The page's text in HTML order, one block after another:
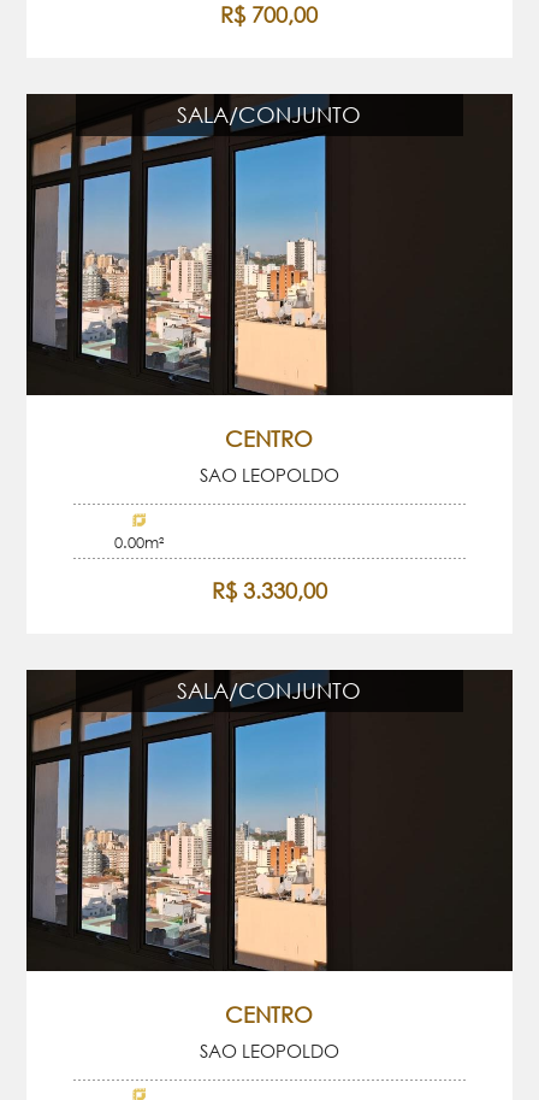
R$ 700,00
SALA/CONJUNTO
CENTRO
SAO LEOPOLDO
0.00m²
R$ 3.330,00
SALA/CONJUNTO
CENTRO
SAO LEOPOLDO